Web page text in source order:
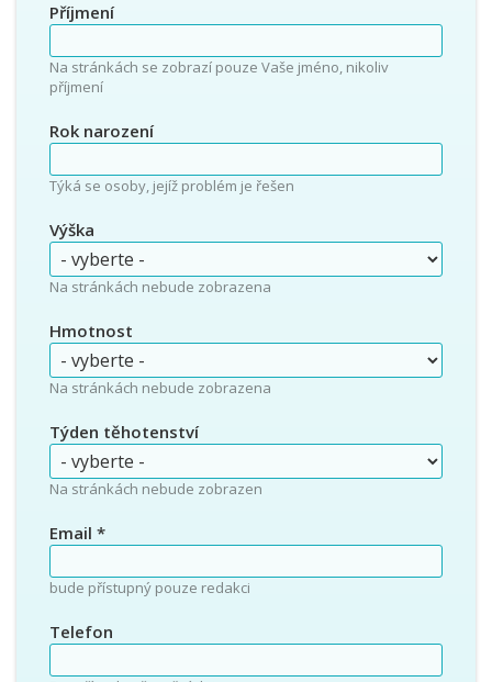
Příjmení
Na stránkách se zobrazí pouze Vaše jméno, nikoliv
příjmení
Rok narození
Týká se osoby, jejíž problém je řešen
Výška
Na stránkách nebude zobrazena
Hmotnost
Na stránkách nebude zobrazena
Týden těhotenství
Na stránkách nebude zobrazen
Email *
bude přístupný pouze redakci
Telefon